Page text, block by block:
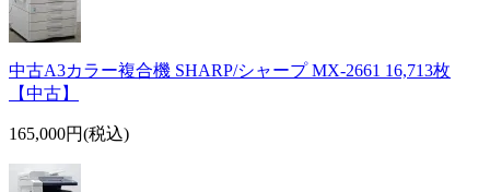
中古A3カラー複合機 SHARP/シャープ MX-2661 16,713枚
【中古】
165,000円(税込)